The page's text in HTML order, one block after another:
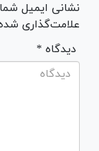
نشانی ایمیل
علامت‌گذاری
* دیدگاه